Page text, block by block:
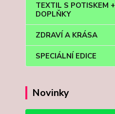
TEXTIL S POTISKEM +
DOPLŇKY
ZDRAVÍ A KRÁSA
SPECIÁLNÍ EDICE
Novinky